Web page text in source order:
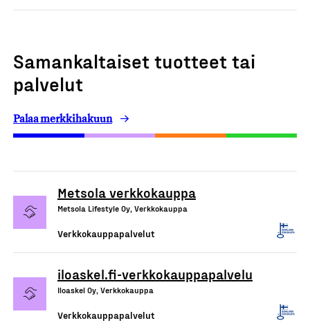
Samankaltaiset tuotteet tai
palvelut
Palaa merkkihakuun
Metsola verkkokauppa
Metsola Lifestyle Oy, Verkkokauppa
Verkkokauppapalvelut
iloaskel.fi-verkkokauppapalvelu
Iloaskel Oy, Verkkokauppa
Verkkokauppapalvelut